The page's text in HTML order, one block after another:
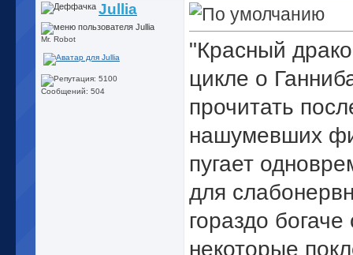
Jullia
Mr. Robot
Сообщений: 504
"Красный
цикле о
прочитать
нашумевших
пугает
для
гораздо
некоторые